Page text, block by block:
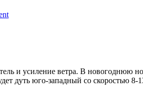
и усиление ветра. В новогоднюю
дуть юго-западный со скоростью